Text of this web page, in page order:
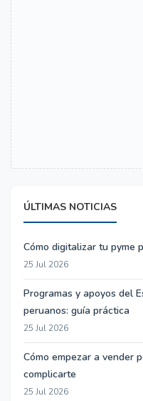
ÚLTIMAS NOTICIAS
Cómo digitalizar tu pyme
25 Jul 2026
Programas y apoyos del
peruanos: guía práctica
25 Jul 2026
Cómo empezar a vender
complicarte
25 Jul 2026